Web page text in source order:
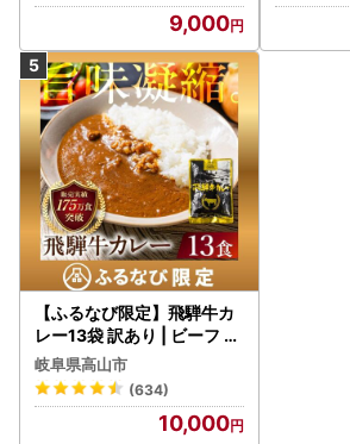
9,000
【ふるなび限定】飛騨牛カ
レー13袋 訳あり | ビーフ レ
トルト 訳あり DC006-CP
01 FN-Limited-VO
岐阜県高山市
(634)
10,000